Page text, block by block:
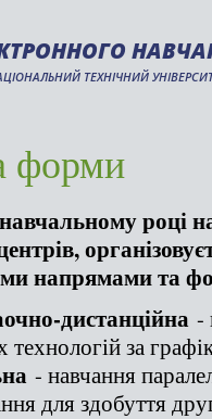
ТЕХНІЧНИЙ
форми
році
напрямами та
дистанційна -
технологій за
- навчання
для здобуття